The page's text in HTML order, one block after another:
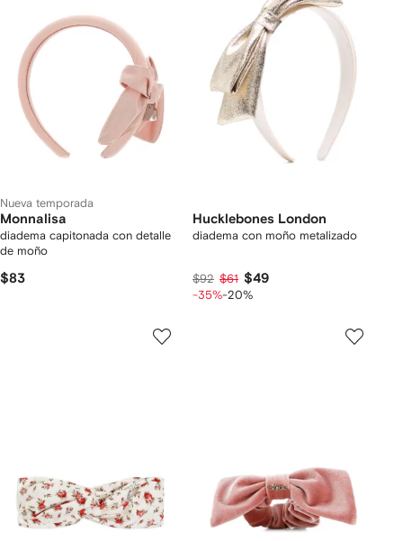
Nueva temporada
Monnalisa
diadema capitonada con detalle
de moño
$83
Hucklebones London
diadema con moño metalizado
$92 $61 $49
-35%-20%